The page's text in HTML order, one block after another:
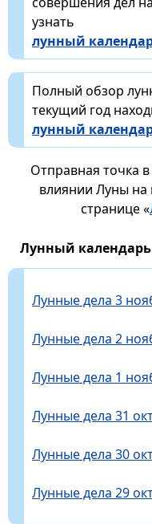
узнать
лунный
Полный обзор
текущий год
лунный
Отправная точка
влиянии Луны
странице «
Лунный
Лунные дела 3
Лунные дела 2
Лунные дела 1
Лунные дела 31
Лунные дела 30
Лунные дела 29